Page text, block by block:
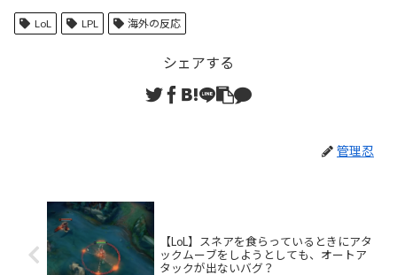
LoL LPL 海外の反応
シェアする
管理忍
【LoL】スネアを食らっているときにアタ
ックムーブをしようとしても、オートア
タックが出ないバグ？